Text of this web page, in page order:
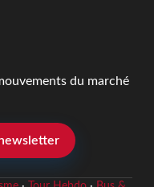
du marché